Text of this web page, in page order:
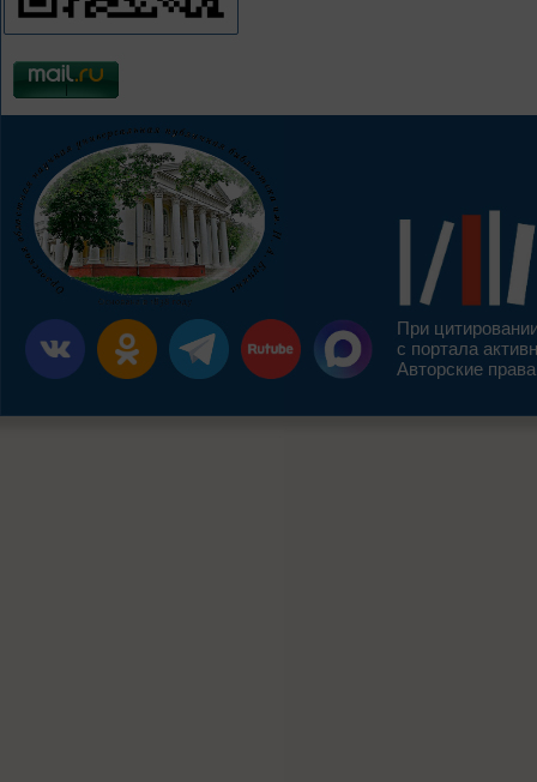
При
с портала
Авторские